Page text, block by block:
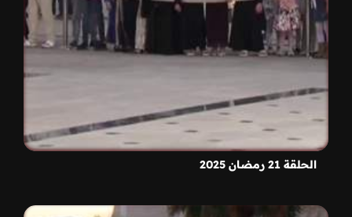
الحلقة 21 رمضان 2025